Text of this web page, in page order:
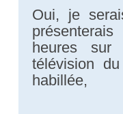
Oui, je
heures
télévision
habillée,